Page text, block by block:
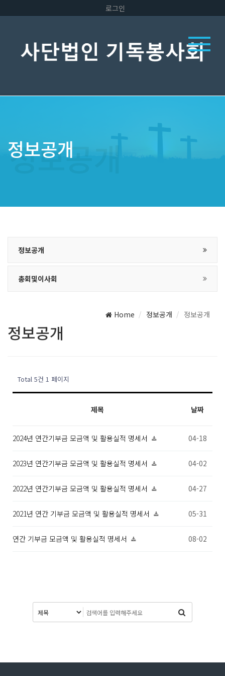
로그인
정보공개
정보공개
총회및이사회
Home 정보공개 정보공개
정보공개
Total 5건 1 페이지
제목 날짜
2024년 연간기부금 모금액 및 활용실적 명세서 04-18
2023년 연간기부금 모금액 및 활용실적 명세서 04-02
2022년 연간기부금 모금액 및 활용실적 명세서 04-27
2021년 연간 기부금 모금액 및 활용실적 명세서 05-31
연간 기부금 모금액 및 활용실적 명세서 08-02